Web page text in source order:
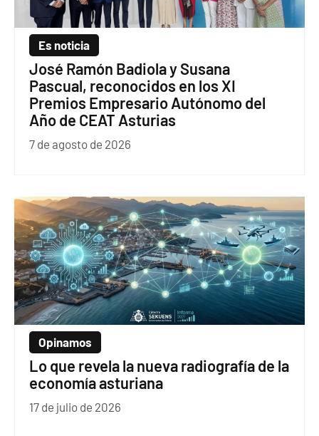
Es noticia
José Ramón Badiola y Susana
Pascual, reconocidos en los XI
Premios Empresario Autónomo del
Año de CEAT Asturias
7 de agosto de 2026
Opinamos
Lo que revela la nueva radiografía de la
economía asturiana
17 de julio de 2026